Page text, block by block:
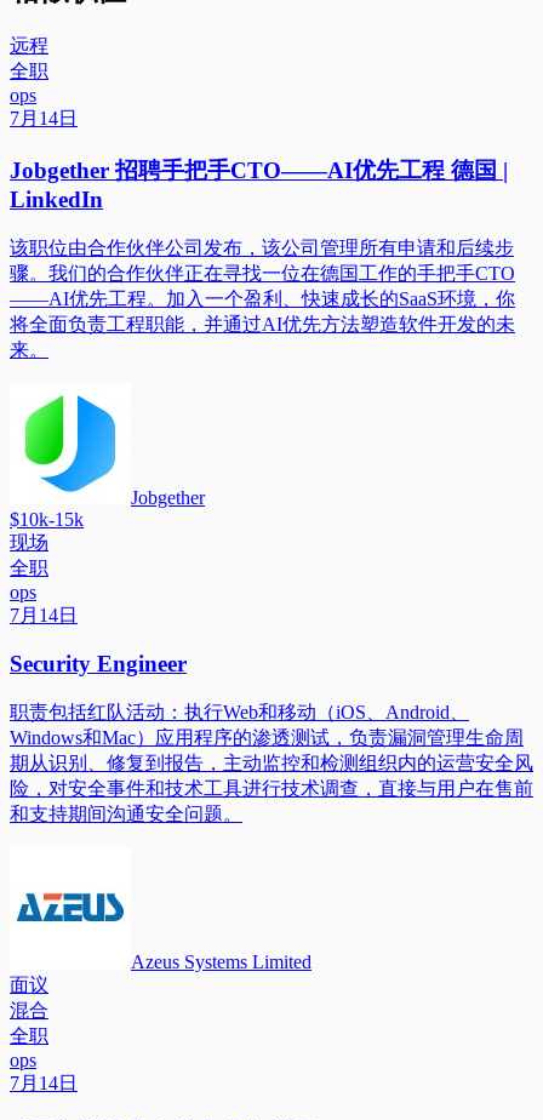
远程
全职
ops
7月14日
Jobgether 招聘手把手CTO——AI优先工程 德国 |
LinkedIn
该职位由合作伙伴公司发布，该公司管理所有申请和后续步
骤。我们的合作伙伴正在寻找一位在德国工作的手把手CTO
——AI优先工程。加入一个盈利、快速成长的SaaS环境，你
将全面负责工程职能，并通过AI优先方法塑造软件开发的未
来。
Jobgether
$10k-15k
现场
全职
ops
7月14日
Security Engineer
职责包括红队活动：执行Web和移动（iOS、Android、
Windows和Mac）应用程序的渗透测试，负责漏洞管理生命周
期从识别、修复到报告，主动监控和检测组织内的运营安全风
险，对安全事件和技术工具进行技术调查，直接与用户在售前
和支持期间沟通安全问题。
Azeus Systems Limited
面议
混合
全职
ops
7月14日